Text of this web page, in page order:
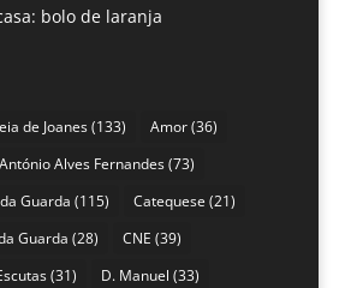
bolo de laranja
de Joanes(133) Amor(36)
António Alves Fernandes(73)
Guarda (115) Catequese (21)
Guarda (28) CNE (39)
(31) D. Manuel (33)